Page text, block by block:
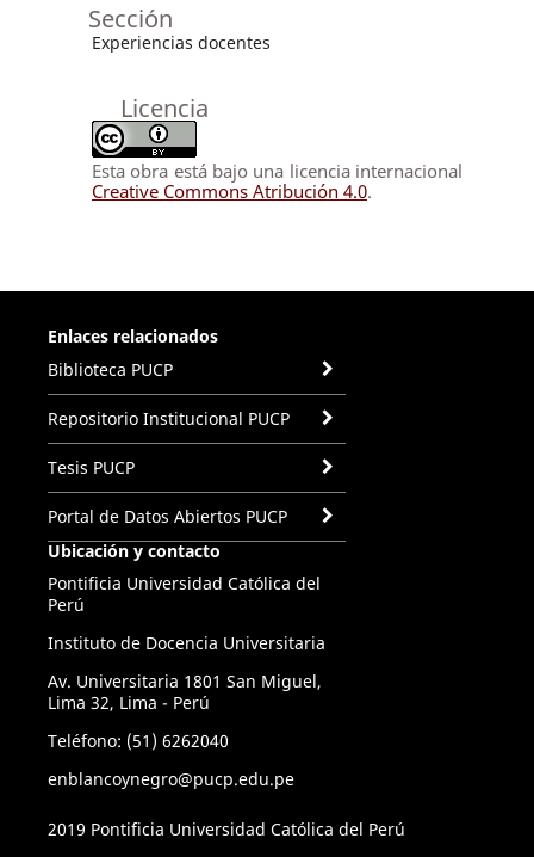
Sección
Experiencias docentes
Licencia
Esta obra está bajo una licencia internacional
Creative Commons Atribución 4.0.
Enlaces relacionados
Biblioteca PUCP
Repositorio Institucional PUCP
Tesis PUCP
Portal de Datos Abiertos PUCP
Ubicación y contacto
Pontificia Universidad Católica del
Perú
Instituto de Docencia Universitaria
Av. Universitaria 1801 San Miguel,
Lima 32, Lima - Perú
Teléfono: (51) 6262040
enblancoynegro@pucp.edu.pe
2019 Pontificia Universidad Católica del Perú